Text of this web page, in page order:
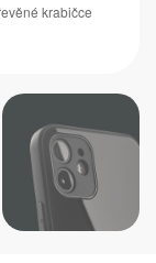
krabičce